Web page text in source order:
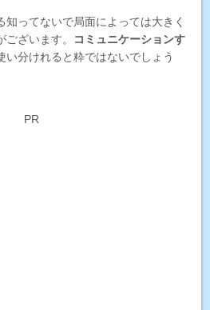
知ってないで局面によっては大きく
ざいます。
コミュニケーションす
い分けれると粋ではないでしょう
PR